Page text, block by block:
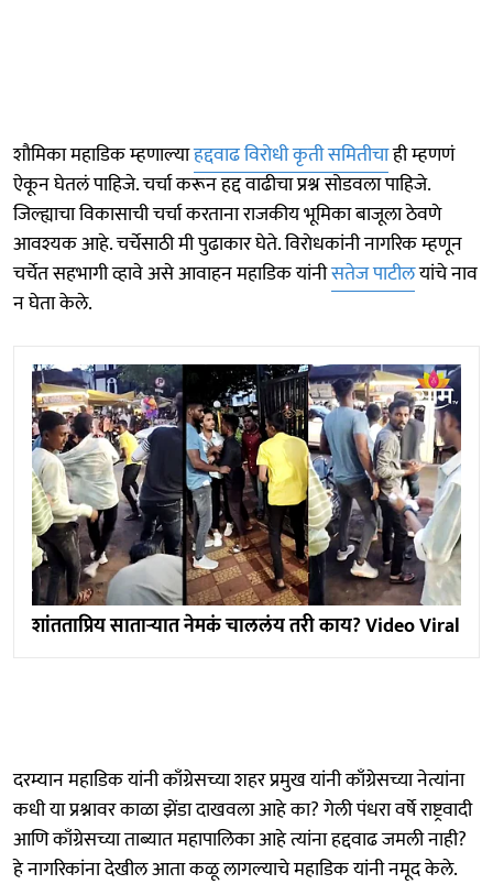
शौमिका महाडिक म्हणाल्याहद्दवाढ विरोधी कृती समितीचाही म्हणणं
ऐकून घेतलं पाहिजे. चर्चा करून हद्द वाढीचा प्रश्न सोडवला पाहिजे.
जिल्ह्याचा विकासाची चर्चा करताना राजकीय भूमिका बाजूला ठेवणे
आवश्यक आहे. चर्चेसाठी मी पुढाकार घेते. विराेधकांनी नागरिक म्हणून
चर्चेत सहभागी व्हावे असे आवाहन महाडिक यांनीसतेज पाटीलयांचे नाव
न घेता केले.
शांतताप्रिय साताऱ्यात नेमकं चाललंय तरी काय? Video Viral
दरम्यान महाडिक यांनी काँग्रेसच्या शहर प्रमुख यांनी काँग्रेसच्या नेत्यांना
कधी या प्रश्नावर काळा झेंडा दाखवला आहे का? गेली पंधरा वर्षे राष्ट्रवादी
आणि काँग्रेसच्या ताब्यात महापालिका आहे त्यांना हद्दवाढ जमली नाही?
हे नागरिकांना देखील आता कळू लागल्याचे महाडिक यांनी नमूद केले.